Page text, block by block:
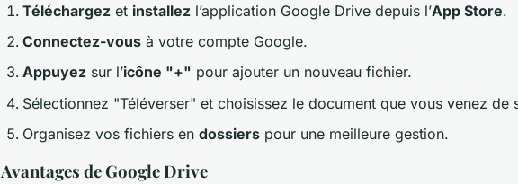
Téléchargez et installez l’application Google Drive depuis l’App Store.
Connectez-vous à votre compte Google.
Appuyez sur l’icône "+" pour ajouter un nouveau fichier.
Sélectionnez "Téléverser" et choisissez le document que vous venez de
Organisez vos fichiers en dossiers pour une meilleure gestion.
Avantages de Google Drive